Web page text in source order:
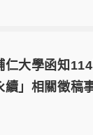
仁大學函知
」相關徵稿